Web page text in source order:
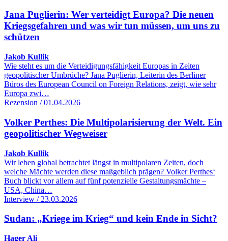
Jana Puglierin: Wer verteidigt Europa? Die neuen
Kriegsgefahren und was wir tun müssen, um uns zu
schützen
Jakob Kullik
Wie steht es um die Verteidigungsfähigkeit Europas in Zeiten
geopolitischer Umbrüche? Jana Puglierin, Leiterin des Berliner
Büros des European Council on Foreign Relations, zeigt, wie sehr
Europa zwi…
Rezension / 01.04.2026
Volker Perthes: Die Multipolarisierung der Welt. Ein
geopolitischer Wegweiser
Jakob Kullik
Wir leben global betrachtet längst in multipolaren Zeiten, doch
welche Mächte werden diese maßgeblich prägen? Volker Perthes‘
Buch blickt vor allem auf fünf potenzielle Gestaltungsmächte –
USA, China…
Interview / 23.03.2026
Sudan: „Kriege im Krieg“ und kein Ende in Sicht?
Hager Ali